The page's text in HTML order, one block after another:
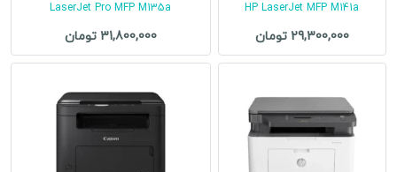
HP LaserJet MFP M141a
29,300,000 تومان
LaserJet Pro MFP M135a
31,800,000 تومان